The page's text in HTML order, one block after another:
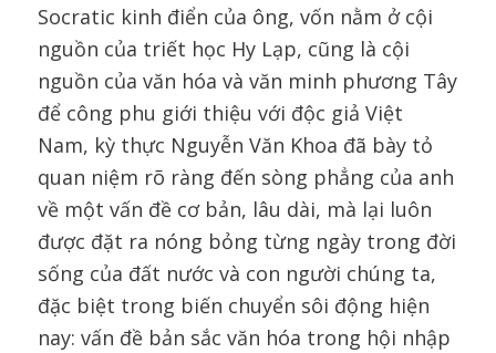
Socratic kinh điển của ông, vốn nằm ở cội
nguồn của triết học Hy Lạp, cũng là cội
nguồn của văn hóa và văn minh phương Tây
để công phu giới thiệu với độc giả Việt
Nam, kỳ thực Nguyễn Văn Khoa đã bày tỏ
quan niệm rõ ràng đến sòng phẳng của anh
về một vấn đề cơ bản, lâu dài, mà lại luôn
được đặt ra nóng bỏng từng ngày trong đời
sống của đất nước và con người chúng ta,
đặc biệt trong biến chuyển sôi động hiện
nay: vấn đề bản sắc văn hóa trong hội nhập